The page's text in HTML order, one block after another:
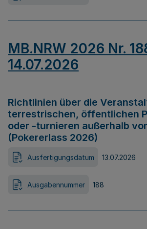
MB.NRW 2026 Nr.
14.07.2026
Richtlinien über die
terrestrischen, öffentlichen
oder -turnieren außerhalb
(Pokererlass 2026)
Ausfertigungsdatum 13.07.2026
Ausgabennummer 188